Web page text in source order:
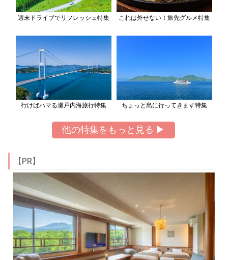
週末ドライブでリフレッシュ特集 これは外せない！旅先グルメ特集
行けばハマる瀬戸内海旅行特集 ちょっと島に行ってきます特集
他の特集をもっと見る ▶
【PR】